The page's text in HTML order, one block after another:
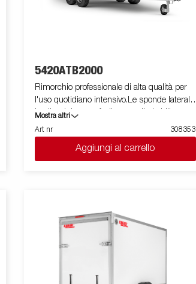
5420ATB2000
Rimorchio professionale di alta qualità per
l'uso quotidiano intensivo.Le sponde laterali
in alluminio sono facilmente ribaltabili e
rimovibili, il che aumenta le sue possibilità di
utilizzo, trasformandolo da rimorchio
cassonato a pianale. I punti di fissaggio ( max
400 kg carico/per anello)sono perfetti per
attrezzature opzionali.
Mostra altri
Art nr
308353
Aggiungi al carrello